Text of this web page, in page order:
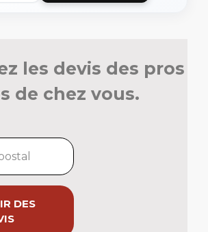
les devis des pros
de chez vous.
DES